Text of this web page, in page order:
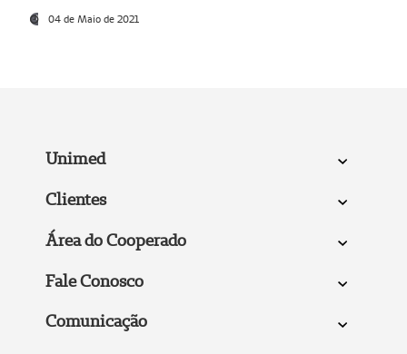
04 de Maio de 2021
Unimed
Clientes
Área do Cooperado
Fale Conosco
Comunicação